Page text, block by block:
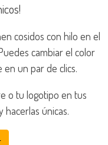
cosidos con hilo en el
cambiar el color
un par de clics.
o tu logotipo en tus
hacerlas únicas.